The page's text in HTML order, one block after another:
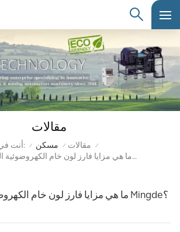
مقالات
أنت في: / مسكن / مقالات /
ما هي مزايا فارز لون خام الكهروضوئية الكهروضوئية Mingde؟
ما هي مزايا فارز لون خام الكهروضوئية الكهروضوئية Mingde؟